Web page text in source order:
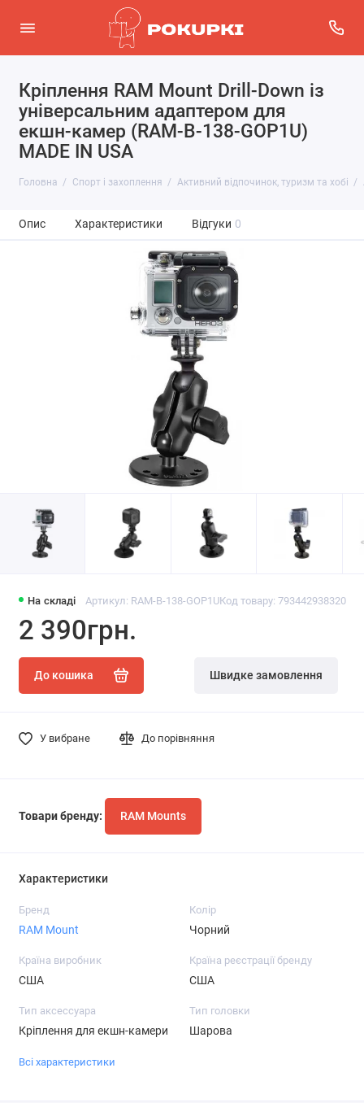
Кріплення RAM Mount Drill-Down із
універсальним адаптером для
екшн-камер (RAM-B-138-GOP1U)
MADE IN USA
Головна Спорт і захоплення Активний відпочинок, туризм та хобі
Опис Характеристики Відгуки 0
На складі Код товару: 793442938320
Артикул: RAM-B-138-GOP1U
2 390грн.
До кошика Швидке замовлення
У вибране До порівняння
Товари бренду: RAM Mounts
Характеристики
Бренд
RAM Mount
Колір
Чорний
Країна виробник
США
Країна реєстрації бренду
США
Тип аксессуара
Кріплення для екшн-камери
Тип головки
Шарова
Всі характеристики